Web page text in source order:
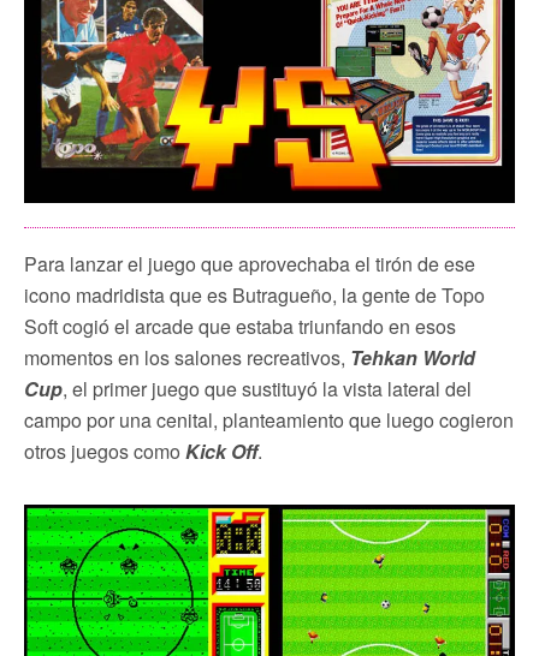
Para lanzar el juego que aprovechaba el tirón de ese
icono madridista que es Butragueño, la gente de Topo
Soft cogió el arcade que estaba triunfando en esos
momentos en los salones recreativos, Tehkan World
Cup, el primer juego que sustituyó la vista lateral del
campo por una cenital, planteamiento que luego cogieron
otros juegos como Kick Off.